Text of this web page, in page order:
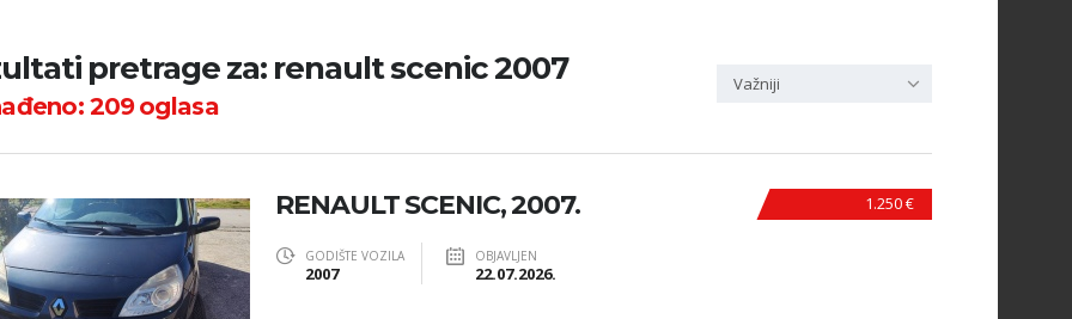
pretrage za: renault scenic 2007
209oglasa
Važniji
1.250 €
RENAULT SCENIC, 2007.
GODIŠTE VOZILA
2007
OBJAVLJEN
22.07.2026.